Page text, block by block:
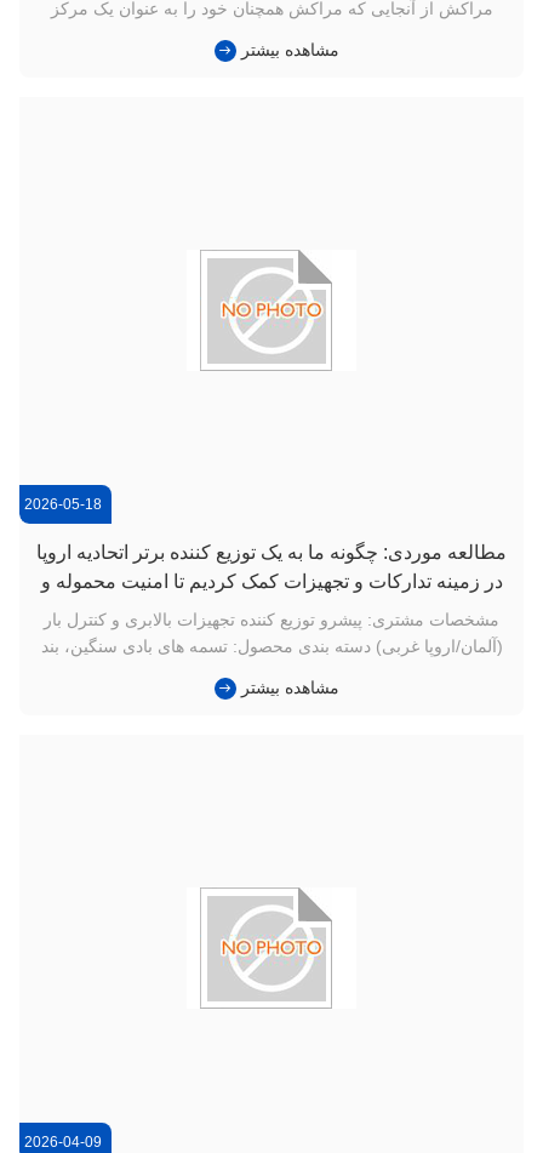
مراکش از آنجایی که مراکش همچنان خود را به عنوان یک مرکز
بنادری مانند Tanger Med و پروژه های بزرگ صنعتی هدایت می
مشاهده بیشتر
2026-05-18
مطالعه موردی: چگونه ما به یک توزیع کننده برتر اتحادیه اروپا
در زمینه تدارکات و تجهیزات کمک کردیم تا امنیت محموله و
انطباق گواهینامه را حل کند
مشخصات مشتری: پیشرو توزیع کننده تجهیزات بالابری و کنترل بار
(آلمان/اروپا غربی) دسته بندی محصول: تسمه های بادی سنگین، بند
کاهش مسئولیت محصول و بهینه سازی هزینه زنجیره تامین چالش:
مشاهده بیشتر
2026-04-09